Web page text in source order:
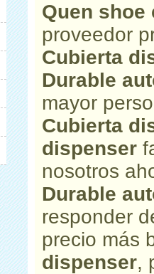
Quen
proveedor
Cubierta
Durable
mayor
Cubierta
dispenser
nosotros
Durable
responder
precio más
dispenser,